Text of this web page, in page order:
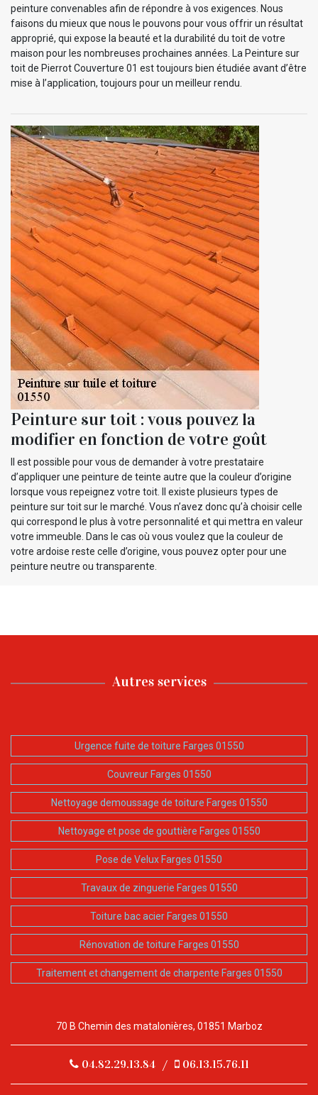
peinture convenables afin de répondre à vos exigences. Nous
faisons du mieux que nous le pouvons pour vous offrir un résultat
approprié, qui expose la beauté et la durabilité du toit de votre
maison pour les nombreuses prochaines années. La Peinture sur
toit de Pierrot Couverture 01 est toujours bien étudiée avant d’être
mise à l’application, toujours pour un meilleur rendu.
Peinture sur toit : vous pouvez la
modifier en fonction de votre goût
Il est possible pour vous de demander à votre prestataire
d’appliquer une peinture de teinte autre que la couleur d’origine
lorsque vous repeignez votre toit. Il existe plusieurs types de
peinture sur toit sur le marché. Vous n’avez donc qu’à choisir celle
qui correspond le plus à votre personnalité et qui mettra en valeur
votre immeuble. Dans le cas où vous voulez que la couleur de
votre ardoise reste celle d’origine, vous pouvez opter pour une
peinture neutre ou transparente.
Autres services
Urgence fuite de toiture Farges 01550
Couvreur Farges 01550
Nettoyage demoussage de toiture Farges 01550
Nettoyage et pose de gouttière Farges 01550
Pose de Velux Farges 01550
Travaux de zinguerie Farges 01550
Toiture bac acier Farges 01550
Rénovation de toiture Farges 01550
Traitement et changement de charpente Farges 01550
70 B Chemin des matalonières, 01851 Marboz
04.82.29.13.84 / 06.13.15.76.11